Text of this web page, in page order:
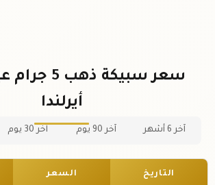
أيرلندا
آخر 6 أشهر آخر 90 يوم آخر 30 يوم
التاريخ السعر